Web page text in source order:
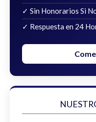
✓ Sin Honorarios Si
✓ Respuesta en 24